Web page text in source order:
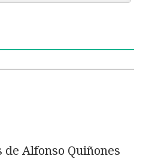
de Alfonso Quiñones